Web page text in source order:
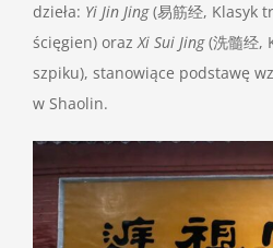
dzieła: Yi Jin Jing(易筋经, Klasyk
ścięgien) orazXi Sui Jing(洗髓经,
szpiku), stanowiące podstawę
w Shaolin.